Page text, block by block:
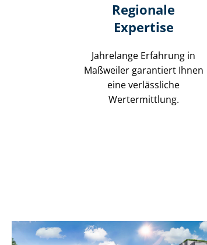
Regionale
Expertise
Jahrelange Erfahrung in
Maßweiler garantiert Ihnen
eine verlässliche
Wertermittlung.